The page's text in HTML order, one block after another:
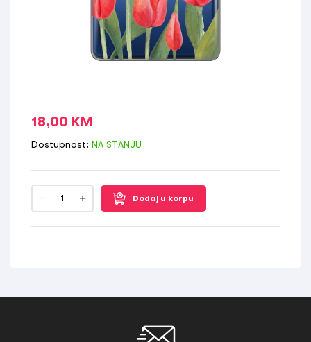
18,00 KM
Dostupnost: NA STANJU
Dodaj u korpu